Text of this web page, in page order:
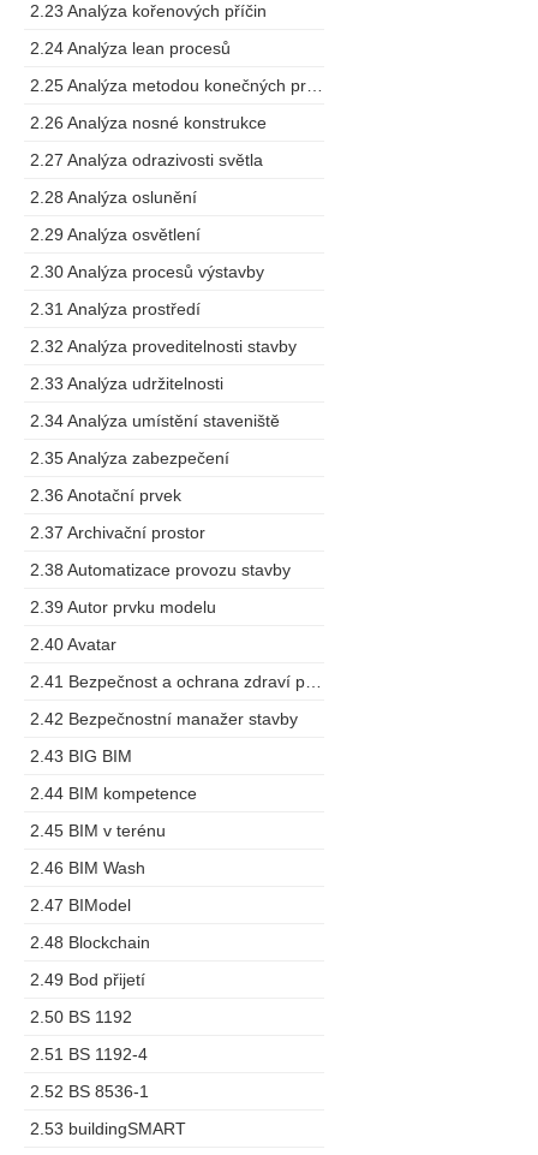
2.23 Analýza kořenových příčin
2.24 Analýza lean procesů
2.26 Analýza nosné konstrukce
2.27 Analýza odrazivosti světla
2.28 Analýza oslunění
2.29 Analýza osvětlení
2.30 Analýza procesů výstavby
2.31 Analýza prostředí
2.32 Analýza proveditelnosti stavby
2.33 Analýza udržitelnosti
2.34 Analýza umístění staveniště
2.35 Analýza zabezpečení
2.36 Anotační prvek
2.37 Archivační prostor
2.38 Automatizace provozu stavby
2.39 Autor prvku modelu
2.40 Avatar
2.42 Bezpečnostní manažer stavby
2.43 BIG BIM
2.44 BIM kompetence
2.45 BIM v terénu
2.46 BIM Wash
2.47 BIModel
2.48 Blockchain
2.49 Bod přijetí
2.50 BS 1192
2.51 BS 1192-4
2.52 BS 8536-1
2.53 buildingSMART